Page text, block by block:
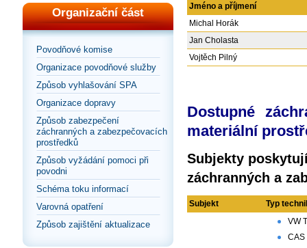
Organizační část
Povodňové komise
Organizace povodňové služby
Způsob vyhlašování SPA
Organizace dopravy
Způsob zabezpečení
záchranných a zabezpečovacích
prostředků
Způsob vyžádání pomoci při
povodni
Schéma toku informací
Varovná opatření
Způsob zajištění aktualizace
Jméno a příjmení
Michal Horák
Jan Cholasta
Vojtěch Pilný
Dostupné
materiální
Subjekty
záchranných a
Subjekt Typ
VW
CAS